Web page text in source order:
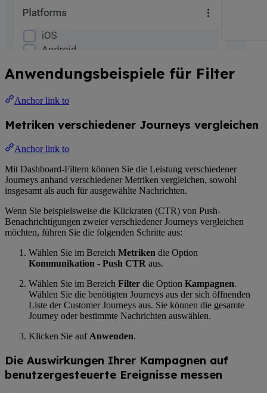
Anwendungsbeispiele für Filter
Anchor link to
Metriken verschiedener Journeys vergleichen
Anchor link to
Mit Dashboard-Filtern können Sie die Leistung verschiedener
Journeys anhand verschiedener Metriken vergleichen, sowohl
insgesamt als auch für ausgewählte Nachrichten.
Wenn Sie beispielsweise die Klickraten (CTR) von Push-
Benachrichtigungen zweier verschiedener Journeys vergleichen
möchten, führen Sie die folgenden Schritte aus:
Wählen Sie im Bereich Metriken die Option
Kommunikation - Push CTR aus.
Wählen Sie im Bereich Filter die Option Kampagnen.
Wählen Sie die benötigten Journeys aus der sich öffnenden
Liste der Customer Journeys aus. Sie können die gesamte
Journey oder bestimmte Nachrichten auswählen.
Klicken Sie auf Anwenden.
Die Auswirkungen Ihrer Kampagnen auf
benutzergesteuerte Ereignisse messen